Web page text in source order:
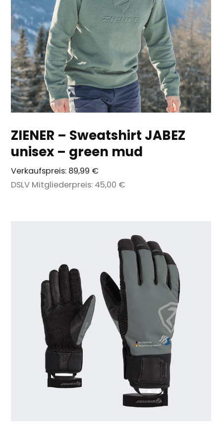
ZIENER – Sweatshirt JABEZ
unisex – green mud
Verkaufspreis: 89,99 €
DSLV Mitgliederpreis: 45,00 €